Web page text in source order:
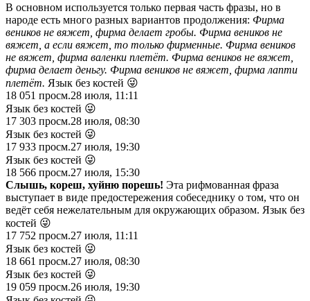
В основном используется только первая часть фразы, но в
народе есть много разных вариантов продолжения: Фирма
веников не вяжет, фирма делает гробы. Фирма веников не
вяжет, а если вяжет, то только фирменные. Фирма веников
не вяжет, фирма валенки плетёт. Фирма веников не вяжет,
фирма делает деньгу. Фирма веников не вяжет, фирма лапти
плетёт. Язык без костей 😜
18 051 просм.28 июля, 11:11
Язык без костей 😜
17 303 просм.28 июля, 08:30
Язык без костей 😜
17 933 просм.27 июля, 19:30
Язык без костей 😜
18 566 просм.27 июля, 15:30
Слышь, кореш, хуйню порешь! Эта рифмованная фраза
выступает в виде предостережения собеседнику о том, что он
ведёт себя нежелательным для окружающих образом. Язык без
костей 😜
17 752 просм.27 июля, 11:11
Язык без костей 😜
18 661 просм.27 июля, 08:30
Язык без костей 😜
19 059 просм.26 июля, 19:30